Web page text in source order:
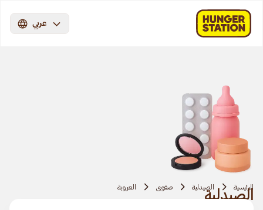
عربي
الرئيسية الصيدلية صفوى العروبة
الصيدلية